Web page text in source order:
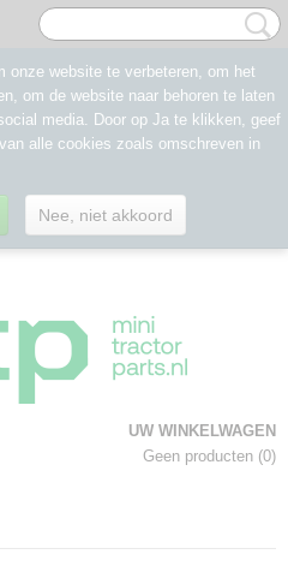
UW WINKELWAGEN
Geen producten (0)
onze website te verbeteren, om het
om de website naar behoren te laten
media. Door op Ja te klikken, geef
alle cookies zoals omschreven in
Nee, niet akkoord